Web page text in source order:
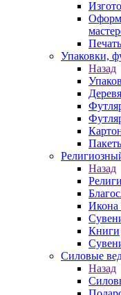
Упаковки,
Назад
Назад
Икона
Книги
Силовые
Назад